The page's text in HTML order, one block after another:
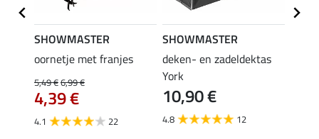
SHOWMASTER
oornetje met franjes
5,49 €6,99 €
4,39 €
4.1 22
SHOWMASTER
deken- en zadeldektas
York
10,90 €
4.8 12